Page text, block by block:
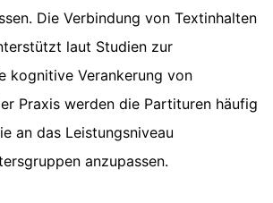
Die Verbindung von Textinhalten
laut Studien zur
kognitive Verankerung von
Praxis werden die Partituren häufig
an das Leistungsniveau
anzupassen.